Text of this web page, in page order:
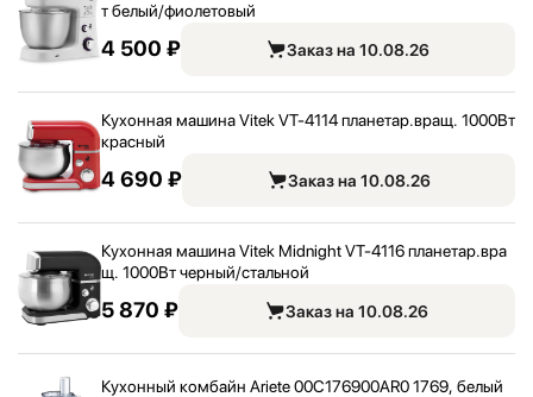
т белый/фиолетовый
4 500 ₽ Заказ на 10.08.26
Кухонная машина Vitek VT-4114 планетар.вращ. 1000Вт
красный
4 690 ₽ Заказ на 10.08.26
Кухонная машина Vitek Midnight VT-4116 планетар.вра
щ. 1000Вт черный/стальной
5 870 ₽ Заказ на 10.08.26
Кухонный комбайн Ariete 00C176900AR0 1769, белый